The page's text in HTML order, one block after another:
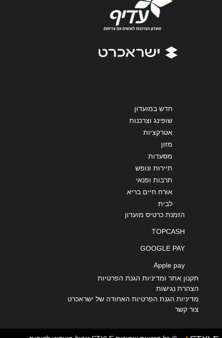
חדש במועדון
שופינג וצרכנות
אטרקציות
מזון
מסעדות
תיירות ונופש
תרבות ופנאי
אורח חיים בריא
לבית
הזמנת כרטיס מועדון
TOPCASH
GOOGLE PAY
Apple pay
תקנון אתר ומדיניות הגנת הפרטיות
הצהרת נגישות
מדיניות הגנת הפרטיות האחודה של ישראכרט
צור קשר